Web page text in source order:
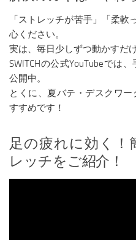
「ストレッチが苦手」「柔
心ください。
実は、毎日少しずつ動かすだ
SWITCHの公式YouTubeでは
公開中。
とくに、夏バテ・デスクワ
すすめです！
足の疲れに効く！
レッチをご紹介！